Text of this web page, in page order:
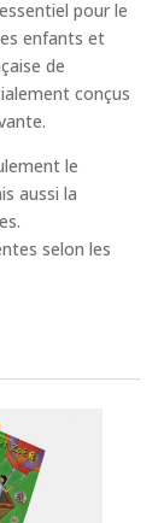
pour le
enfants et
de
conçus
le
aussi la
selon les